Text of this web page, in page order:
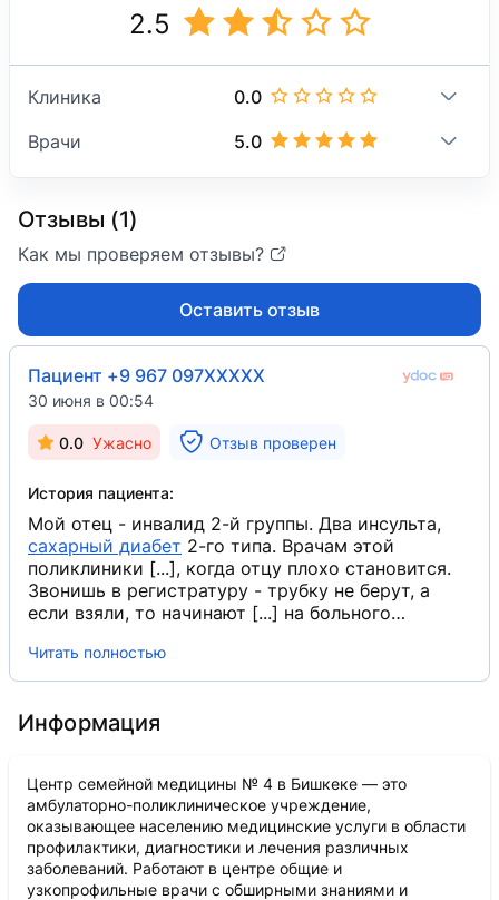
2.5
Клиника 0.0
Врачи 5.0
Отзывы (1)
Как мы проверяем отзывы?
Оставить отзыв
Пациент +9 967 097XXXXX
30 июня в 00:54
0.0 Ужасно Отзыв проверен
История пациента:
Мой отец - инвалид 2-й группы. Два инсульта,
сахарный диабет ​ 2-го типа. Врачам этой
поликлиники [...], когда отцу плохо становится.
Звонишь в регистратуру - трубку не берут, а
если взяли, то начинают [...] на больного
поднимается! Это [...] центр. В очереди 3 часа
надо ждать, чтобы попасть на приём. У
30, в кабинет № 20 через 3 часа только
Читать полностью
Информация
Центр семейной медицины № 4 в Бишкеке — это
амбулаторно-поликлиническое учреждение,
оказывающее населению медицинские услуги в области
профилактики, диагностики и лечения различных
заболеваний. Работают в центре общие и
узкопрофильные врачи с обширными знаниями и